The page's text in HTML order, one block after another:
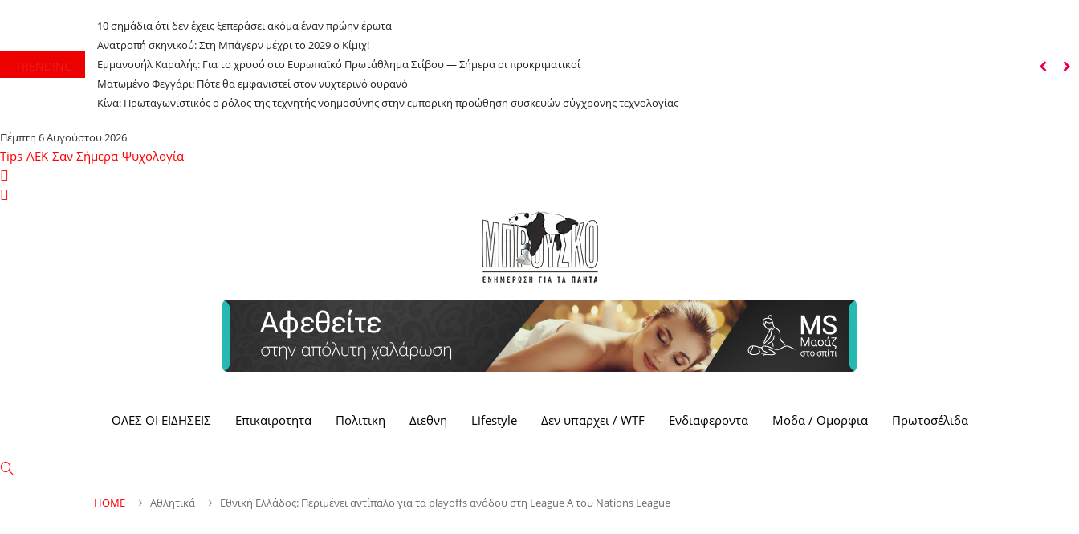
TRENDING
10 σημάδια ότι δεν έχεις ξεπεράσει ακόμα έναν πρώην έρωτα
Ανατροπή σκηνικού: Στη Μπάγερν μέχρι το 2029 ο Κίμιχ!
Εμμανουήλ Καραλής: Για το χρυσό στο Ευρωπαϊκό Πρωτάθλημα Στίβου — Σήμερα οι προκριματικοί
Ματωμένο Φεγγάρι: Πότε θα εμφανιστεί στον νυχτερινό ουρανό
Κίνα: Πρωταγωνιστικός ο ρόλος της τεχνητής νοημοσύνης στην εμπορική προώθηση συσκευών σύγχρονης τεχνολογίας
Πέμπτη 6 Αυγούστου 2026
Tips ΑΕΚ Σαν Σήμερα Ψυχολογία
ΟΛΕΣ ΟΙ ΕΙΔΗΣΕΙΣ Επικαιροτητα Πολιτικη Διεθνη Lifestyle Δεν υπαρχει / WTF Ενδιαφεροντα Μοδα / Ομορφια Πρωτοσέλιδα
HOME Αθλητικά Εθνική Ελλάδος: Περιμένει αντίπαλο για τα playoffs ανόδου στη League A του Nations League